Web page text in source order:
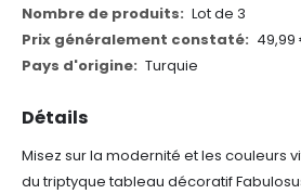
Détails
Misez sur la modernité et les couleurs
du triptyque tableau décoratif
Lot de 3
49,99
Turquie